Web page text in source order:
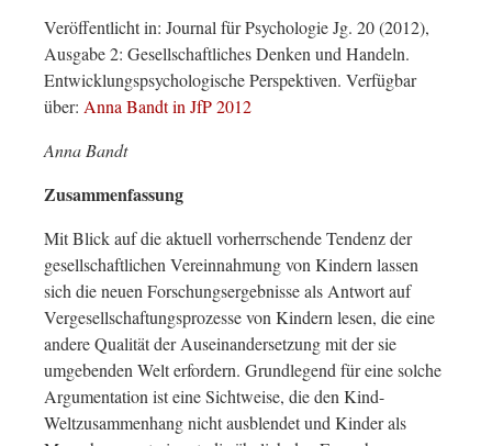
Veröffentlicht in: Journal für Psychologie Jg. 20 (2012),
Ausgabe 2: Gesellschaftliches Denken und Handeln.
Entwicklungspsychologische Perspektiven. Verfügbar
über: Anna Bandt in JfP 2012
Anna Bandt
Zusammenfassung
Mit Blick auf die aktuell vorherrschende Tendenz der
gesellschaftlichen Vereinnahmung von Kindern lassen
sich die neuen Forschungsergebnisse als Antwort auf
Vergesellschaftungsprozesse von Kindern lesen, die eine
andere Qualität der Auseinandersetzung mit der sie
umgebenden Welt erfordern. Grundlegend für eine solche
Argumentation ist eine Sichtweise, die den Kind-
Weltzusammenhang nicht ausblendet und Kinder als